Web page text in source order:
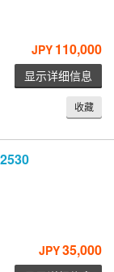
JPY 110,000
显示详细信息
收藏
JPY35,000